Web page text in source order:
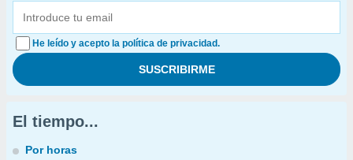
He leído y acepto la política de privacidad.
El tiempo...
Por horas